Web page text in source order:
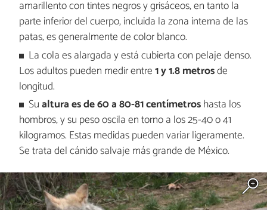
amarillento con tintes negros y grisáceos, en tanto la
parte inferior del cuerpo, incluida la zona interna de las
patas, es generalmente de color blanco.
La cola es alargada y está cubierta con pelaje denso.
Los adultos pueden medir entre1 y 1.8 metrosde
longitud.
Sualtura es de 60 a 80-81 centímetroshasta los
hombros, y su peso oscila en torno a los 25-40 o 41
kilogramos. Estas medidas pueden variar ligeramente.
Se trata del cánido salvaje más grande de México.